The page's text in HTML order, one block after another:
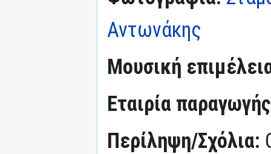
Αντωνάκης
Μουσική
Εταιρία
Περίληψη/Σχόλια: